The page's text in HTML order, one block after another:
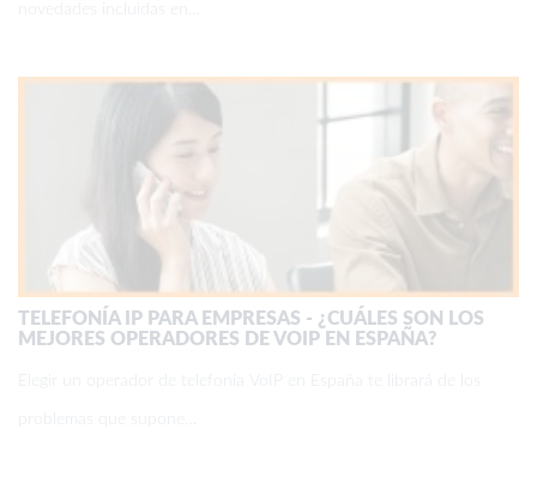
novedades incluidas en…
TELEFONÍA IP PARA EMPRESAS - ¿CUÁLES SON LOS
MEJORES OPERADORES DE VOIP EN ESPAÑA?
Elegir un operador de telefonía VoIP en España te librará de los
problemas que supone…